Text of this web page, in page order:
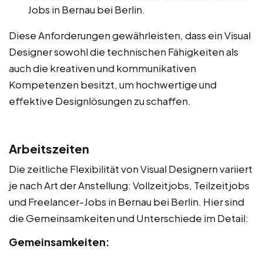
Jobs in Bernau bei Berlin.
Diese Anforderungen gewährleisten, dass ein Visual
Designer sowohl die technischen Fähigkeiten als
auch die kreativen und kommunikativen
Kompetenzen besitzt, um hochwertige und
effektive Designlösungen zu schaffen.
Arbeitszeiten
Die zeitliche Flexibilität von Visual Designern variiert
je nach Art der Anstellung: Vollzeitjobs, Teilzeitjobs
und Freelancer-Jobs in Bernau bei Berlin. Hier sind
die Gemeinsamkeiten und Unterschiede im Detail:
Gemeinsamkeiten: